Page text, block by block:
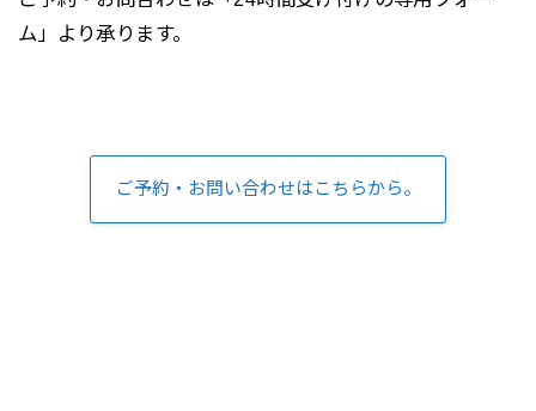
ム」より承ります。
ご予約・お問い合わせはこちらから。